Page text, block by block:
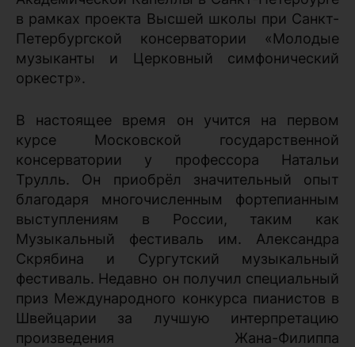
в рамках проекта Высшей школы при Санкт-
Петербургской консерватории «Молодые
музыканты и Церковный симфонический
оркестр».
В настоящее время он учится на первом
курсе Московской государственной
консерватории у профессора Натальи
Трулль. Он приобрёл значительный опыт
благодаря многочисленным фортепианным
выступлениям в России, таким как
Музыкальный фестиваль им. Александра
Скрябина и Сургутский музыкальный
фестиваль. Недавно он получил специальный
приз Международного конкурса пианистов в
Швейцарии за лучшую интерпретацию
произведения Жана-Филиппа